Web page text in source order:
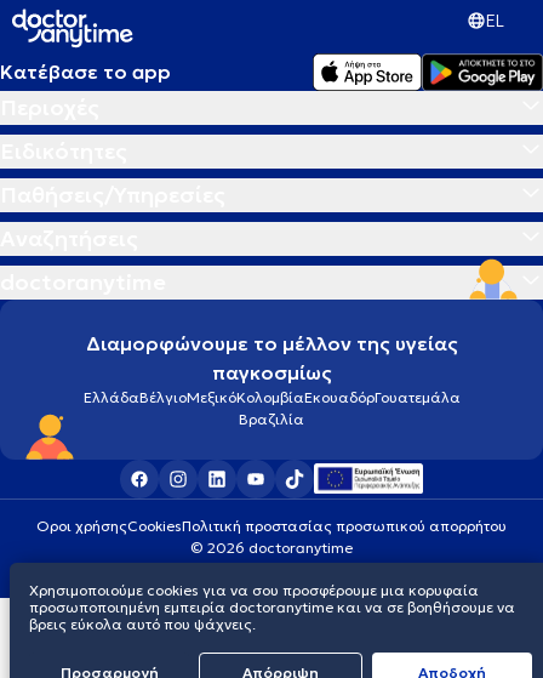
EL
Κατέβασε το app
Διαμορφώνουμε το μέλλον της υγείας
παγκοσμίως
ΕλλάδαΒέλγιοΜεξικόΚολομβίαΕκουαδόρΓουατεμάλα
Βραζιλία
Οροι χρήσηςCookiesΠολιτική προστασίας προσωπικού απορρήτου
© 2026 doctoranytime
Χρησιμοποιούμε cookies για να σου προσφέρουμε μια κορυφαία
προσωποποιημένη εμπειρία doctoranytime και να σε βοηθήσουμε να
βρεις εύκολα αυτό που ψάχνεις.
Προσαρμογή Απόρριψη Aποδοχή